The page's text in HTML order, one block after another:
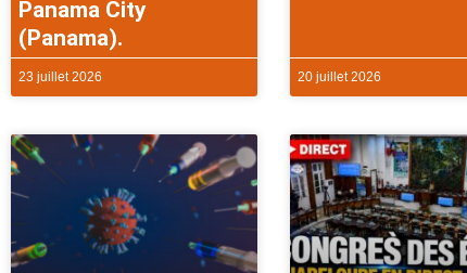
Panama City
(Panama).
23 juillet 2026 20 juillet 2026